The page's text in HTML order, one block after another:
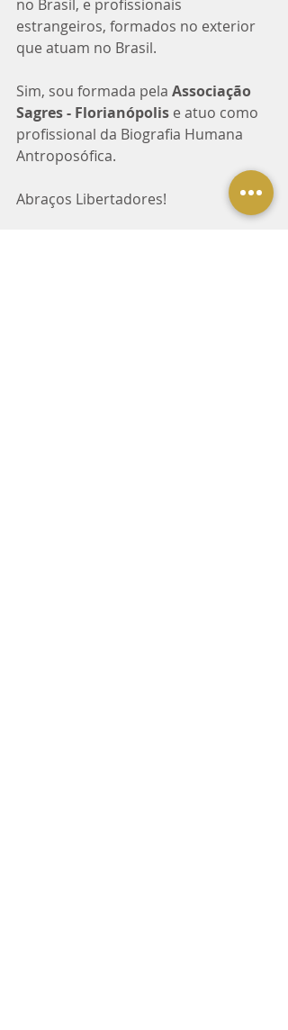
no Brasil, e profissionais
estrangeiros, formados no exterior
que atuam no Brasil.
Sim, sou formada pela Associação
Sagres - Florianópolis e atuo como
profissional da Biografia Humana
Antroposófica.
Abraços Libertadores!